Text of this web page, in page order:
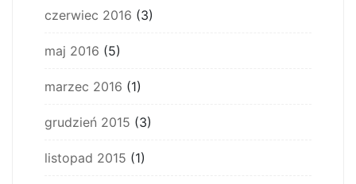
czerwiec 2016 (3)
maj 2016 (5)
marzec 2016 (1)
grudzień 2015 (3)
listopad 2015 (1)